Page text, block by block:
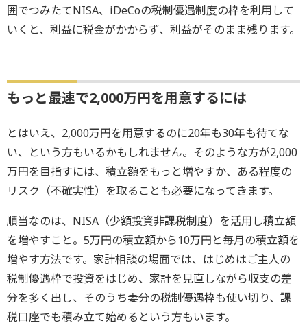
囲でつみたてNISA、iDeCoの税制優遇制度の枠を利用して
いくと、利益に税金がかからず、利益がそのまま残ります。
もっと最速で2,000万円を用意するには
とはいえ、2,000万円を用意するのに20年も30年も待てな
い、という方もいるかもしれません。そのような方が2,000
万円を目指すには、積立額をもっと増やすか、ある程度の
リスク（不確実性）を取ることも必要になってきます。
順当なのは、NISA（少額投資非課税制度）を活用し積立額
を増やすこと。5万円の積立額から10万円と毎月の積立額を
増やす方法です。家計相談の場面では、はじめはご主人の
税制優遇枠で投資をはじめ、家計を見直しながら収支の差
分を多く出し、そのうち妻分の税制優遇枠も使い切り、課
税口座でも積み立て始めるという方もいます。